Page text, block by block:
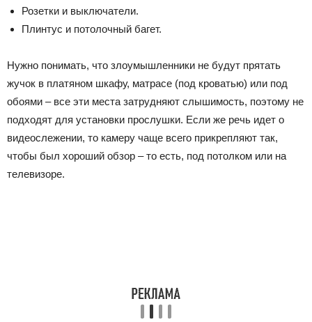
Розетки и выключатели.
Плинтус и потолочный багет.
Нужно понимать, что злоумышленники не будут прятать
жучок в платяном шкафу, матрасе (под кроватью) или под
обоями – все эти места затрудняют слышимость, поэтому не
подходят для установки прослушки. Если же речь идет о
видеослежении, то камеру чаще всего прикрепляют так,
чтобы был хороший обзор – то есть, под потолком или на
телевизоре.